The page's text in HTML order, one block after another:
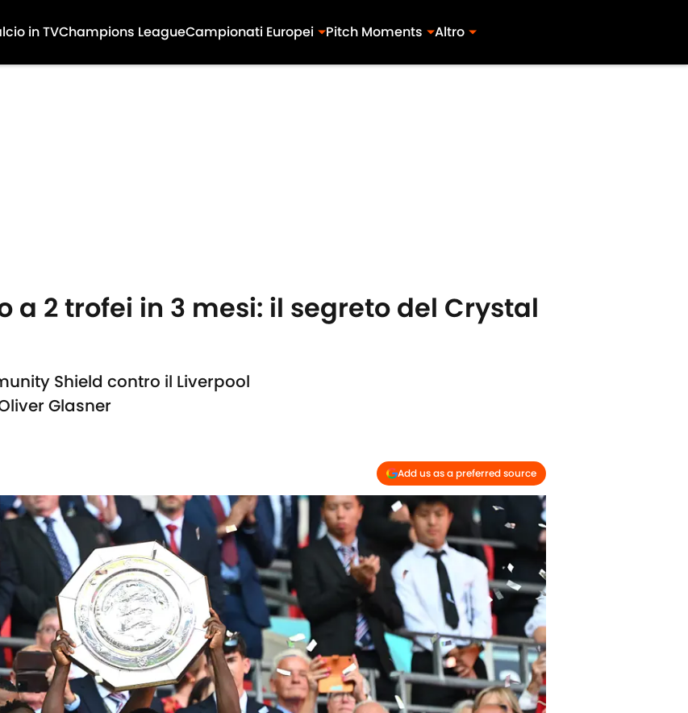
in TVChampions LeagueCampionati Europei Pitch Moments Altro
a 2 trofei in 3 mesi: il segreto del Crystal
Shield contro il Liverpool
Glasner
Add us as a preferred source